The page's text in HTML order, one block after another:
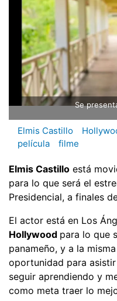
Se
Elmis Castillo
película
filme
Elmis Castillo está
para lo que será el
Presidencial, a finales
El actor está en Los
Hollywood para lo que
panameño, y a la
oportunidad para
seguir aprendiendo y
como meta traer lo